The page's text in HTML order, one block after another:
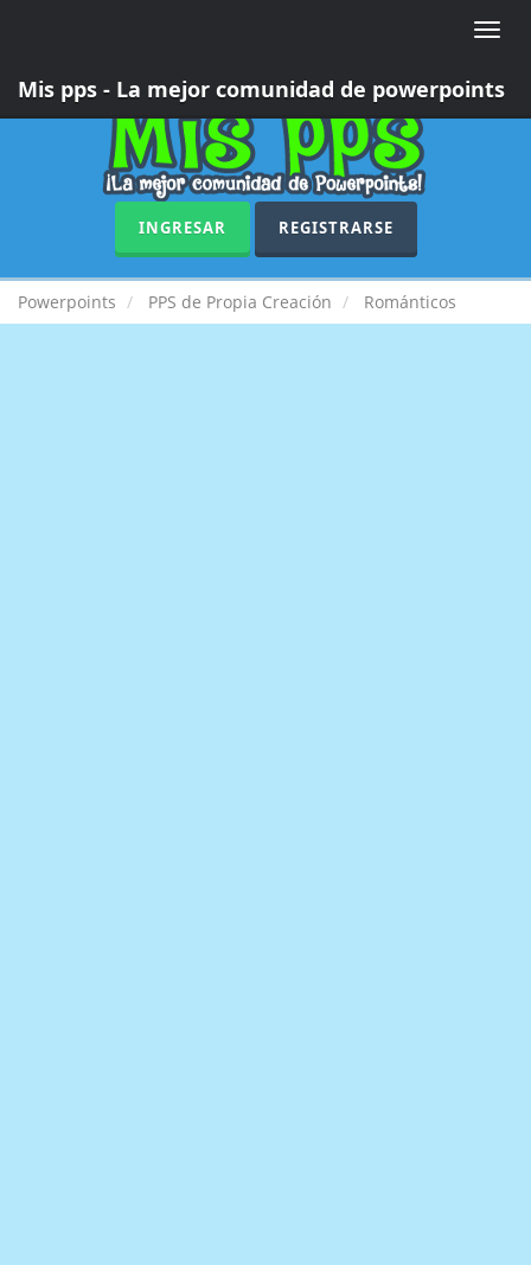
Toggle
Mis pps - La mejor comunidad de powerpoints
INGRESAR REGISTRARSE
Powerpoints PPS de Propia Creación Románticos